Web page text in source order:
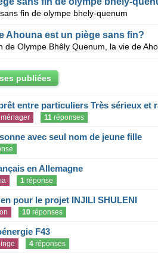
fin de olympe bhely-quenum
Ahouna est un piège sans fin?
publiées
entre particuliers Très sérieux et
11réponses
avec seul nom de jeune fille
en Allemagne
1réponse
pour le projet INJILI SHULENI
10réponses
F43
4réponses